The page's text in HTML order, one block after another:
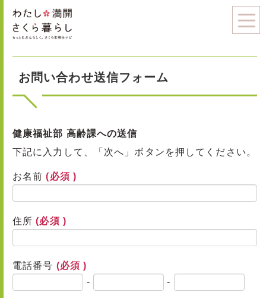
お問い合わせ送信フォーム
健康福祉部 高齢課への送信
下記に入力して、「次へ」ボタンを押してください。
お名前(必須 )
住所(必須 )
電話番号 (必須 )
-
-